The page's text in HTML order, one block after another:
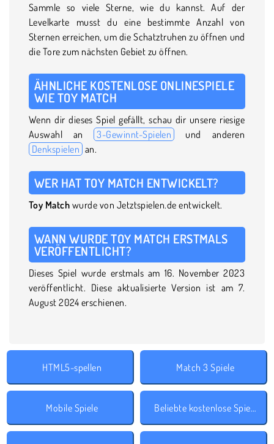
Sammle so viele Sterne, wie du kannst. Auf der
Levelkarte musst du eine bestimmte Anzahl von
Sternen erreichen, um die Schatztruhen zu öffnen und
die Tore zum nächsten Gebiet zu öffnen.
ÄHNLICHE KOSTENLOSE ONLINESPIELE
WIE TOY MATCH
Wenn dir dieses Spiel gefällt, schau dir unsere riesige
Auswahl an 3-Gewinnt-Spielen
und anderen
Denkspielen an.
WER HAT TOY MATCH ENTWICKELT?
Toy Match wurde von Jetztspielen.de entwickelt.
WANN WURDE TOY MATCH ERSTMALS
VERÖFFENTLICHT?
Dieses Spiel wurde erstmals am 16. November 2023
veröffentlicht. Diese aktualisierte Version ist am 7.
August 2024 erschienen.
HTML5-spellen Match 3 Spiele
Mobile Spiele Beliebte kostenlose Spiele